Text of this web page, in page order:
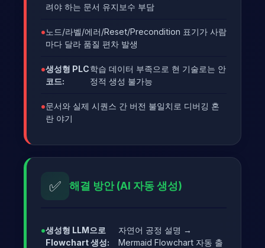
려야 하는 문서 유지보수 부담
노드/라벨/에러/Reset/Precondition 표기가 사람
마다 달라 품질 편차 발생
생성형 PLC
코드:
학습 데이터 부족으로 현 기술로는 안
정적 생성 불가능
문서와 실제 시퀀스 간 버전 불일치로 디버깅 혼
란 야기
✅ 해결 방안 (AI 자동 생성)
생성형 LLM으로
Flowchart 생성:
자연어 공정 설명 →
Mermaid Flowchart 자동 출